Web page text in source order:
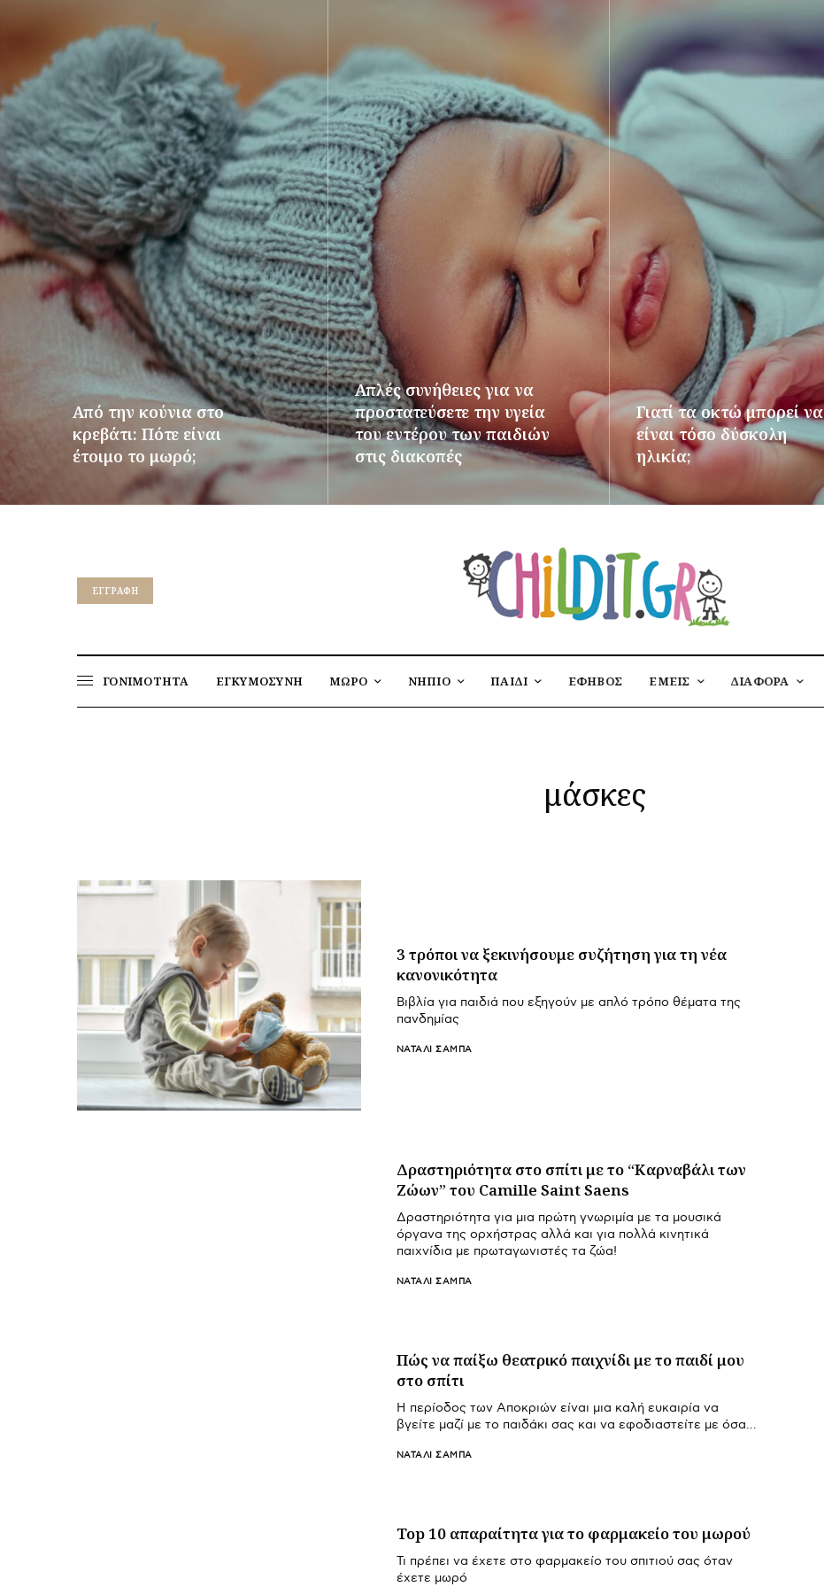
Από την κούνια στο
κρεβάτι: Πότε είναι
έτοιμο το μωρό;
Απλές συνήθειες για να
προστατεύσετε την υγεία
του εντέρου των παιδιών
στις διακοπές
Γιατί τα οκτώ μπορεί να
είναι τόσο δύσκολη
ηλικία;
ΠΕΡΙΣΣΌΤΕΡΑ
EΓΓΡΑΦΉ
ΓΟΝΙΜΟΤΗΤΑ ΕΓΚΥΜΟΣΥΝΗ ΜΩΡΟ ΝΗΠΙΟ ΠΑΙΔΙ ΕΦΗΒΟΣ ΕΜΕΙΣ ΔΙΑΦΟΡΑ
μάσκες
3 τρόποι να ξεκινήσουμε συζήτηση για τη νέα
κανονικότητα
Βιβλία για παιδιά που εξηγούν με απλό τρόπο θέματα της
πανδημίας
ΝΑΤΑΛΊ ΣΑΜΠΆ
Δραστηριότητα στο σπίτι με το “Καρναβάλι των
Ζώων” του Camille Saint Saens
Δραστηριότητα για μια πρώτη γνωριμία με τα μουσικά
όργανα της ορχήστρας αλλά και για πολλά κινητικά
παιχνίδια με πρωταγωνιστές τα ζώα!
ΝΑΤΑΛΊ ΣΑΜΠΆ
Πώς να παίξω θεατρικό παιχνίδι με το παιδί μου
στο σπίτι
H περίοδος των Αποκριών είναι μια καλή ευκαιρία να
βγείτε μαζί με το παιδάκι σας και να εφοδιαστείτε με όσα…
ΝΑΤΑΛΊ ΣΑΜΠΆ
Top 10 απαραίτητα για το φαρμακείο του μωρού
Τι πρέπει να έχετε στο φαρμακείο του σπιτιού σας όταν
έχετε μωρό